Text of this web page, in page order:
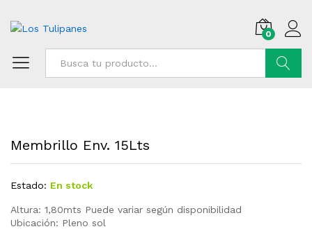
0
Membrillo Env. 15Lts
Estado: En stock
Altura: 1,80mts Puede variar según disponibilidad
Ubicación: Pleno sol